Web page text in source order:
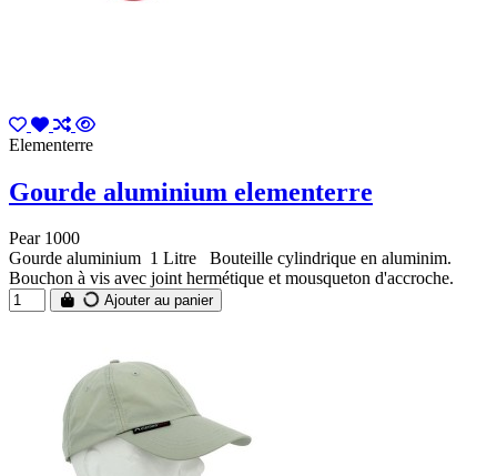
Elementerre
Gourde aluminium elementerre
Pear 1000
Gourde aluminium 1 Litre Bouteille cylindrique en aluminim.
Bouchon à vis avec joint hermétique et mousqueton d'accroche.
Ajouter au panier